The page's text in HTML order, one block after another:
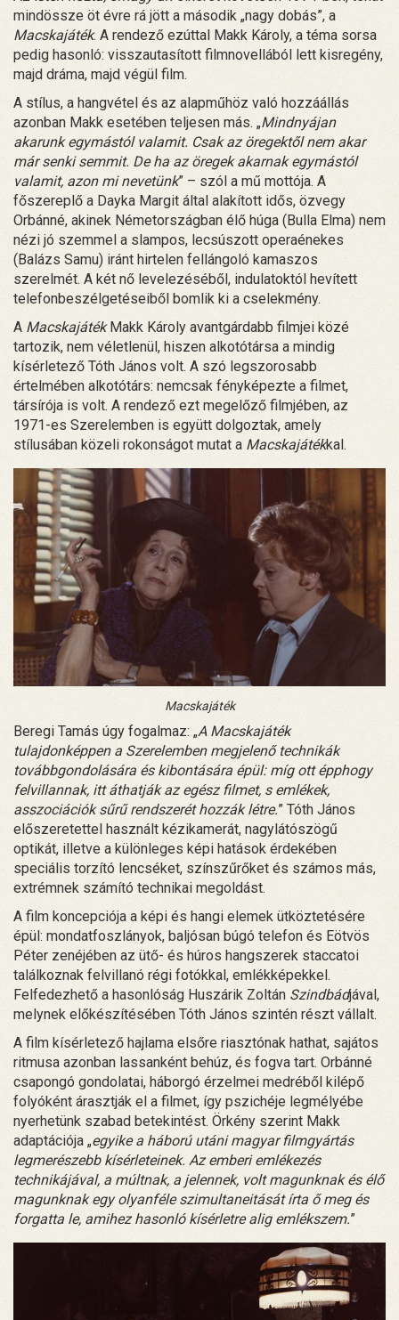
mindössze öt évre rá jött a második „nagy dobás”, a
Macskajáték. A rendező ezúttal Makk Károly, a téma sorsa
pedig hasonló: visszautasított filmnovellából lett kisregény,
majd dráma, majd végül film.
A stílus, a hangvétel és az alapműhöz való hozzáállás
azonban Makk esetében teljesen más. „Mindnyájan
akarunk egymástól valamit. Csak az öregektől nem akar
már senki semmit. De ha az öregek akarnak egymástól
valamit, azon mi nevetünk” – szól a mű mottója. A
főszereplő a Dayka Margit által alakított idős, özvegy
Orbánné, akinek Németországban élő húga (Bulla Elma) nem
nézi jó szemmel a slampos, lecsúszott operaénekes
(Balázs Samu) iránt hirtelen fellángoló kamaszos
szerelmét. A két nő levelezéséből, indulatoktól hevített
telefonbeszélgetéseiből bomlik ki a cselekmény.
A MacskajátékMakk Károly avantgárdabb filmjei közé
tartozik, nem véletlenül, hiszen alkotótársa a mindig
kísérletező Tóth János volt. A szó legszorosabb
értelmében alkotótárs: nemcsak fényképezte a filmet,
társírója is volt. A rendező ezt megelőző filmjében, az
1971-es Szerelemben is együtt dolgoztak, amely
stílusában közeli rokonságot mutat a Macskajátékkal.
Macskajáték
Beregi Tamás úgy fogalmaz: „A Macskajáték
tulajdonképpen a Szerelemben megjelenő technikák
továbbgondolására és kibontására épül: míg ott épphogy
felvillannak, itt áthatják az egész filmet, s emlékek,
asszociációk sűrű rendszerét hozzák létre.” Tóth János
előszeretettel használt kézikamerát, nagylátószögű
optikát, illetve a különleges képi hatások érdekében
speciális torzító lencséket, színszűrőket és számos más,
extrémnek számító technikai megoldást.
A film koncepciója a képi és hangi elemek ütköztetésére
épül: mondatfoszlányok, baljósan búgó telefon és Eötvös
Péter zenéjében az ütő- és húros hangszerek staccatoi
találkoznak felvillanó régi fotókkal, emlékképekkel.
Felfedezhető a hasonlóság Huszárik Zoltán Szindbádjával,
melynek előkészítésében Tóth János szintén részt vállalt.
A film kísérletező hajlama elsőre riasztónak hathat, sajátos
ritmusa azonban lassanként behúz, és fogva tart. Orbánné
csapongó gondolatai, háborgó érzelmei medréből kilépő
folyóként árasztják el a filmet, így pszichéje legmélyébe
nyerhetünk szabad betekintést. Örkény szerint Makk
adaptációja „egyike a háború utáni magyar filmgyártás
legmerészebb kísérleteinek. Az emberi emlékezés
technikájával, a múltnak, a jelennek, volt magunknak és élő
magunknak egy olyanféle szimultaneitását írta ő meg és
forgatta le, amihez hasonló kísérletre alig emlékszem.”